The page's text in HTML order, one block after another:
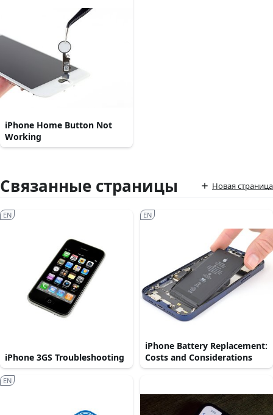
iPhone Home Button Not
Working
Связанные страницы Новая страница
iPhone 3GS Troubleshooting
EN
iPhone Battery Replacement:
Costs and Considerations
EN
EN